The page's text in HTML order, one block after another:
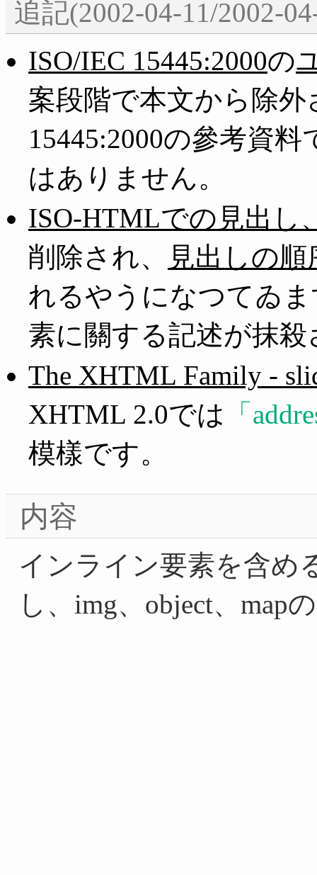
追記(2002-04-11/2002-
ISO/IEC 15445:2000の
案段階で本文から除
15445:2000の參考資
はありません。
ISO-HTMLでの見出し
削除され、
見出しの
れるやうになつてゐま
素に關する記述が抹
The XHTML Family -
XHTML 2.0では
模樣です。
内容
インライン要素を含め
し、img、object、map